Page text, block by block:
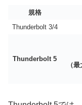
規格
Thunderbolt 3/4
Thunderbolt 5
（